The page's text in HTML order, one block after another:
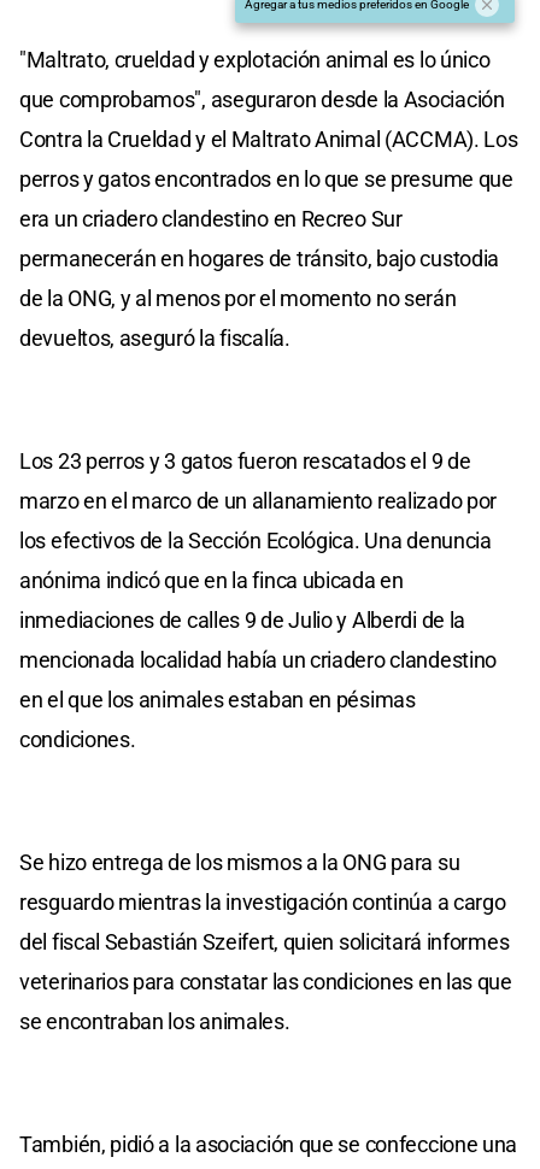
Agregar a tus medios preferidos en Google
"Maltrato, crueldad y explotación animal es lo único
que comprobamos", aseguraron desde la Asociación
Contra la Crueldad y el Maltrato Animal (ACCMA). Los
perros y gatos encontrados en lo que se presume que
era un criadero clandestino en Recreo Sur
permanecerán en hogares de tránsito, bajo custodia
de la ONG, y al menos por el momento no serán
devueltos, aseguró la fiscalía.
Los 23 perros y 3 gatos fueron rescatados el 9 de
marzo en el marco de un allanamiento realizado por
los efectivos de la Sección Ecológica. Una denuncia
anónima indicó que en la finca ubicada en
inmediaciones de calles 9 de Julio y Alberdi de la
mencionada localidad había un criadero clandestino
en el que los animales estaban en pésimas
condiciones.
Se hizo entrega de los mismos a la ONG para su
resguardo mientras la investigación continúa a cargo
del fiscal Sebastián Szeifert, quien solicitará informes
veterinarios para constatar las condiciones en las que
se encontraban los animales.
También, pidió a la asociación que se confeccione una